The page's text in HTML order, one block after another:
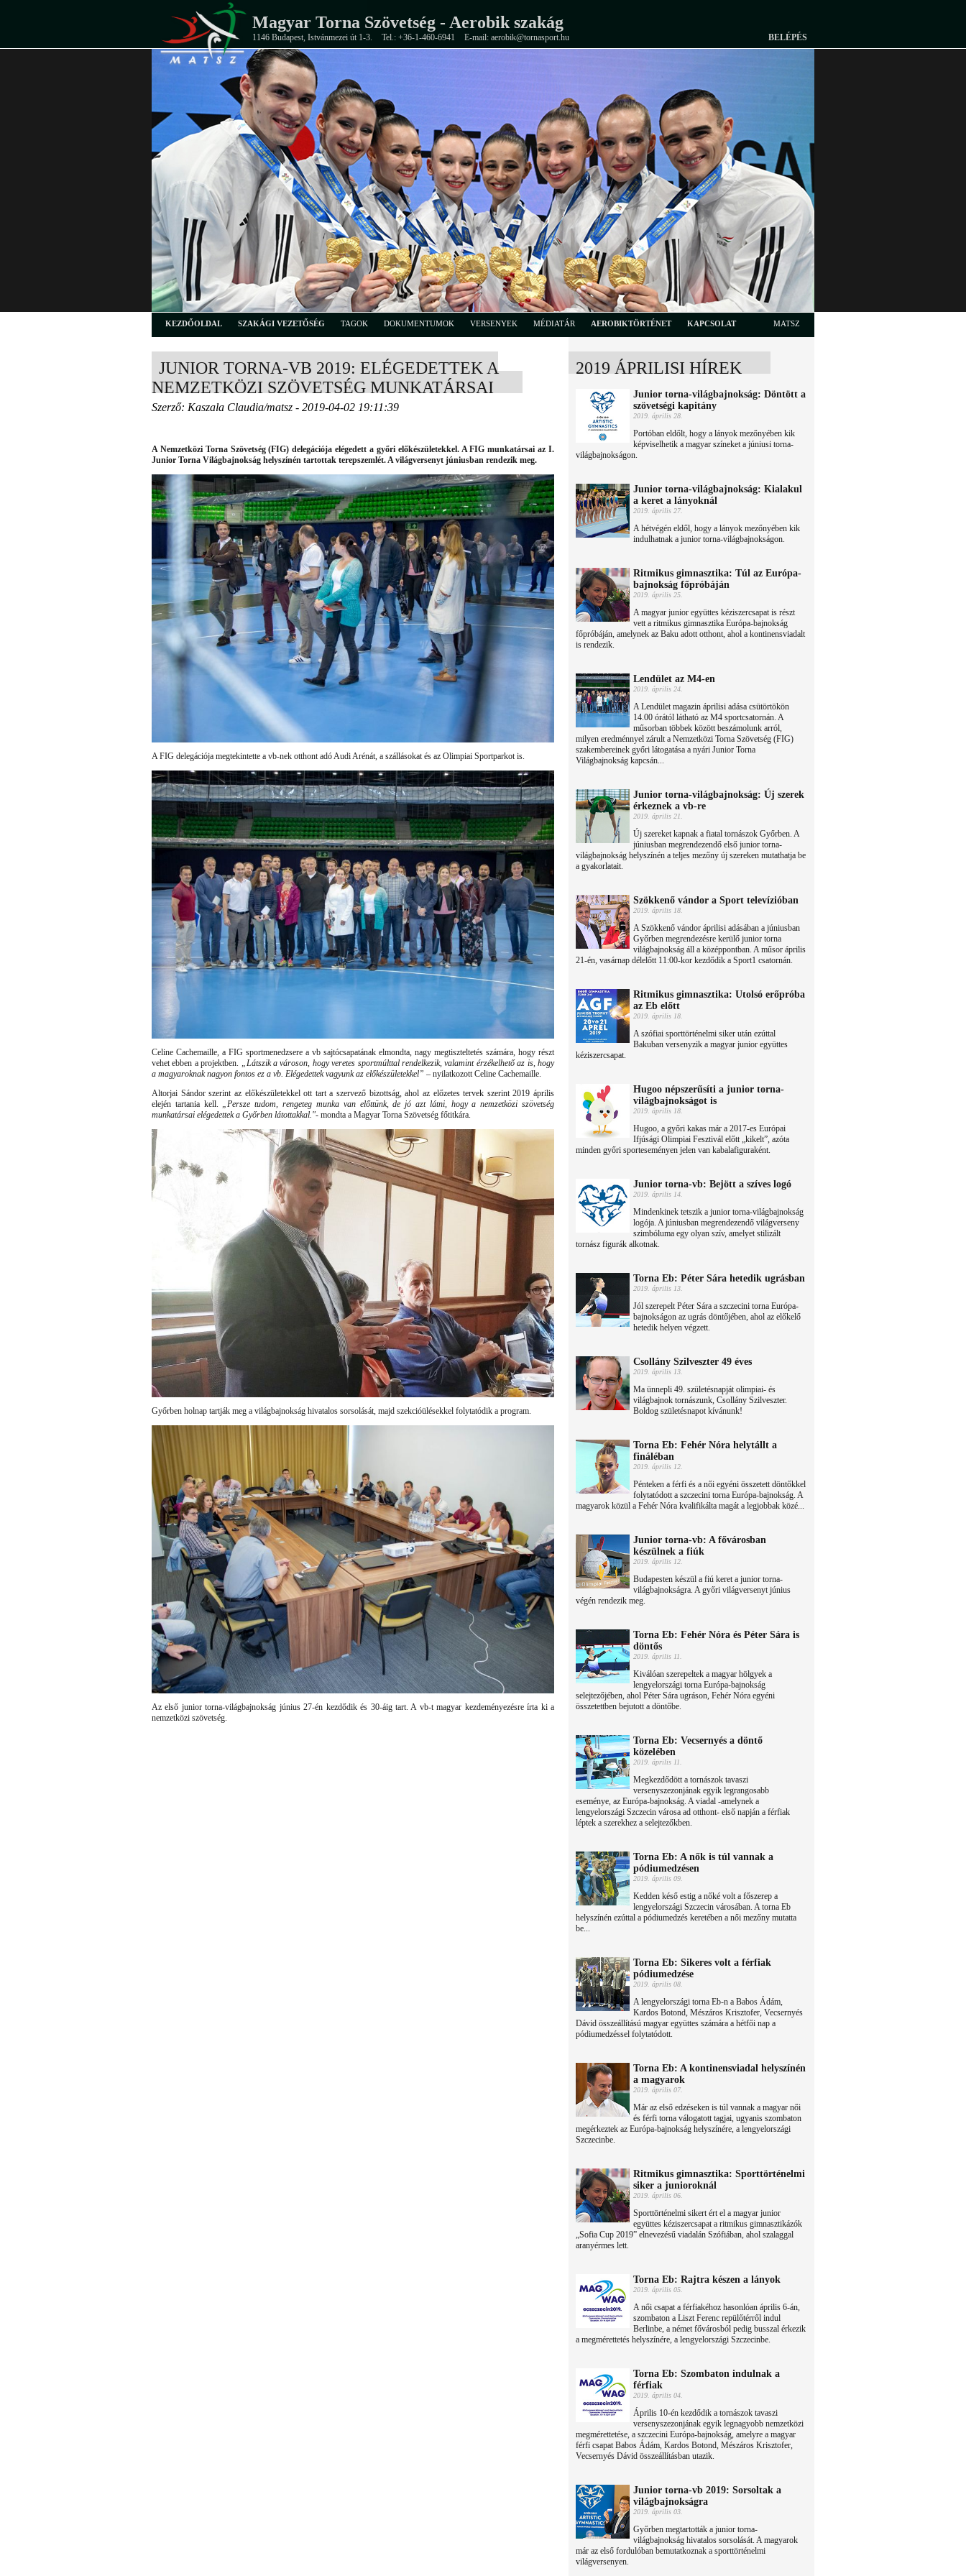
Magyar Torna Szövetség - Aerobik szakág
1146 Budapest, Istvánmezei út 1-3. Tel.: +36-1-460-6941 E-mail: aerobik@tornasport.hu BELÉPÉS
KEZDŐOLDAL SZAKÁGI VEZETŐSÉG TAGOK DOKUMENTUMOK VERSENYEK MÉDIATÁR AEROBIKTÖRTÉNET KAPCSOLAT MATSZ
JUNIOR TORNA-VB 2019: ELÉGEDETTEK A
NEMZETKÖZI SZÖVETSÉG MUNKATÁRSAI
Szerző: Kaszala Claudia/matsz - 2019-04-02 19:11:39
A Nemzetközi Torna Szövetség (FIG) delegációja elégedett a győri előkészületekkel. A FIG munkatársai az I.
Junior Torna Világbajnokság helyszínén tartottak terepszemlét. A világversenyt júniusban rendezik meg.
A FIG delegációja megtekintette a vb-nek otthont adó Audi Arénát, a szállásokat és az Olimpiai Sportparkot is.
Celine Cachemaille, a FIG sportmenedzsere a vb sajtócsapatának elmondta, nagy megtiszteltetés számára, hogy részt
vehet ebben a projektben. „Látszik a városon, hogy veretes sportmúlttal rendelkezik, valamint érzékelhető az is, hogy
a magyaroknak nagyon fontos ez a vb. Elégedettek vagyunk az előkészületekkel” – nyilatkozott Celine Cachemaille.
Altorjai Sándor szerint az előkészületekkel ott tart a szervező bizottság, ahol az előzetes tervek szerint 2019 április
elején tartania kell. „Persze tudom, rengeteg munka van előttünk, de jó azt látni, hogy a nemzetközi szövetség
munkatársai elégedettek a Győrben látottakkal."- mondta a Magyar Torna Szövetség főtitkára.
Győrben holnap tartják meg a világbajnokság hivatalos sorsolását, majd szekcióülésekkel folytatódik a program.
Az első junior torna-világbajnokság június 27-én kezdődik és 30-áig tart. A vb-t magyar kezdeményezésre írta ki a
nemzetközi szövetség.
2019 ÁPRILISI HÍREK
Junior torna-világbajnokság: Döntött a
szövetségi kapitány
2019. április 28.
Portóban eldőlt, hogy a lányok mezőnyében kik
képviselhetik a magyar színeket a júniusi torna-
világbajnokságon.
Junior torna-világbajnokság: Kialakul
a keret a lányoknál
2019. április 27.
A hétvégén eldől, hogy a lányok mezőnyében kik
indulhatnak a junior torna-világbajnokságon.
Ritmikus gimnasztika: Túl az Európa-
bajnokság főpróbáján
2019. április 25.
A magyar junior együttes kéziszercsapat is részt
vett a ritmikus gimnasztika Európa-bajnokság
főpróbáján, amelynek az Baku adott otthont, ahol a kontinensviadalt
is rendezik.
Lendület az M4-en
2019. április 24.
A Lendület magazin áprilisi adása csütörtökön
14.00 órától látható az M4 sportcsatornán. A
műsorban többek között beszámolunk arról,
milyen eredménnyel zárult a Nemzetközi Torna Szövetség (FIG)
szakembereinek győri látogatása a nyári Junior Torna
Világbajnokság kapcsán...
Junior torna-világbajnokság: Új szerek
érkeznek a vb-re
2019. április 21.
Új szereket kapnak a fiatal tornászok Győrben. A
júniusban megrendezendő első junior torna-
világbajnokság helyszínén a teljes mezőny új szereken mutathatja be
a gyakorlatait.
Szökkenő vándor a Sport televízióban
2019. április 18.
A Szökkenő vándor áprilisi adásában a júniusban
Győrben megrendezésre kerülő junior torna
világbajnokság áll a középpontban. A műsor április
21-én, vasárnap délelőtt 11:00-kor kezdődik a Sport1 csatornán.
Ritmikus gimnasztika: Utolsó erőpróba
az Eb előtt
2019. április 18.
A szófiai sporttörténelmi siker után ezúttal
Bakuban versenyzik a magyar junior együttes
kéziszercsapat.
Hugoo népszerűsíti a junior torna-
világbajnokságot is
2019. április 18.
Hugoo, a győri kakas már a 2017-es Európai
Ifjúsági Olimpiai Fesztivál előtt „kikelt”, azóta
minden győri sporteseményen jelen van kabalafiguraként.
Junior torna-vb: Bejött a szíves logó
2019. április 14.
Mindenkinek tetszik a junior torna-világbajnokság
logója. A júniusban megrendezendő világverseny
szimbóluma egy olyan szív, amelyet stilizált
tornász figurák alkotnak.
Torna Eb: Péter Sára hetedik ugrásban
2019. április 13.
Jól szerepelt Péter Sára a szczecini torna Európa-
bajnokságon az ugrás döntőjében, ahol az előkelő
hetedik helyen végzett.
Csollány Szilveszter 49 éves
2019. április 13.
Ma ünnepli 49. születésnapját olimpiai- és
világbajnok tornászunk, Csollány Szilveszter.
Boldog születésnapot kívánunk!
Torna Eb: Fehér Nóra helytállt a
fináléban
2019. április 12.
Pénteken a férfi és a női egyéni összetett döntőkkel
folytatódott a szczecini torna Európa-bajnokság. A
magyarok közül a Fehér Nóra kvalifikálta magát a legjobbak közé...
Junior torna-vb: A fővárosban
készülnek a fiúk
2019. április 12.
Budapesten készül a fiú keret a junior torna-
világbajnokságra. A győri világversenyt június
végén rendezik meg.
Torna Eb: Fehér Nóra és Péter Sára is
döntős
2019. április 11.
Kiválóan szerepeltek a magyar hölgyek a
lengyelországi torna Európa-bajnokság
selejtezőjében, ahol Péter Sára ugráson, Fehér Nóra egyéni
összetettben bejutott a döntőbe.
Torna Eb: Vecsernyés a döntő
közelében
2019. április 11.
Megkezdődött a tornászok tavaszi
versenyszezonjának egyik legrangosabb
eseménye, az Európa-bajnokság. A viadal -amelynek a
lengyelországi Szczecin városa ad otthont- első napján a férfiak
léptek a szerekhez a selejtezőkben.
Torna Eb: A nők is túl vannak a
pódiumedzésen
2019. április 09.
Kedden késő estig a nőké volt a főszerep a
lengyelországi Szczecin városában. A torna Eb
helyszínén ezúttal a pódiumedzés keretében a női mezőny mutatta
be...
Torna Eb: Sikeres volt a férfiak
pódiumedzése
2019. április 08.
A lengyelországi torna Eb-n a Babos Ádám,
Kardos Botond, Mészáros Krisztofer, Vecsernyés
Dávid összeállítású magyar együttes számára a hétfői nap a
pódiumedzéssel folytatódott.
Torna Eb: A kontinensviadal helyszínén
a magyarok
2019. április 07.
Már az első edzéseken is túl vannak a magyar női
és férfi torna válogatott tagjai, ugyanis szombaton
megérkeztek az Európa-bajnokság helyszínére, a lengyelországi
Szczecinbe.
Ritmikus gimnasztika: Sporttörténelmi
siker a junioroknál
2019. április 06.
Sporttörténelmi sikert ért el a magyar junior
együttes kéziszercsapat a ritmikus gimnasztikázók
„Sofia Cup 2019” elnevezésű viadalán Szófiában, ahol szalaggal
aranyérmes lett.
Torna Eb: Rajtra készen a lányok
2019. április 05.
A női csapat a férfiakéhoz hasonlóan április 6-án,
szombaton a Liszt Ferenc repülőtérről indul
Berlinbe, a német fővárosból pedig busszal érkezik
a megmérettetés helyszínére, a lengyelországi Szczecinbe.
Torna Eb: Szombaton indulnak a
férfiak
2019. április 04.
Április 10-én kezdődik a tornászok tavaszi
versenyszezonjának egyik legnagyobb nemzetközi
megmérettetése, a szczecini Európa-bajnokság, amelyre a magyar
férfi csapat Babos Ádám, Kardos Botond, Mészáros Krisztofer,
Vecsernyés Dávid összeállításban utazik.
Junior torna-vb 2019: Sorsoltak a
világbajnokságra
2019. április 03.
Győrben megtartották a junior torna-
világbajnokság hivatalos sorsolását. A magyarok
már az első fordulóban bemutatkoznak a sporttörténelmi
világversenyen.